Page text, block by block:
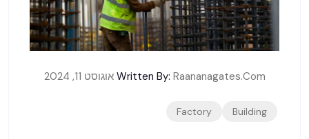
Written By: Raananagates.com אוגוסט 11, 2024
Building
Factory